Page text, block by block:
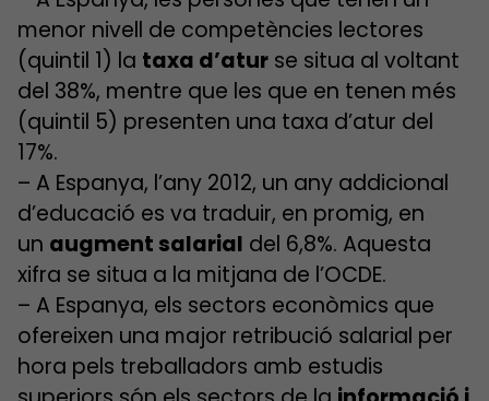
menor nivell de competències lectores
(quintil 1) la taxa d’atur se situa al voltant
del 38%, mentre que les que en tenen més
(quintil 5) presenten una taxa d’atur del
17%.
– A Espanya, l’any 2012, un any addicional
d’educació es va traduir, en promig, en
un augment salarial del 6,8%. Aquesta
xifra se situa a la mitjana de l’OCDE.
– A Espanya, els sectors econòmics que
ofereixen una major retribució salarial per
hora pels treballadors amb estudis